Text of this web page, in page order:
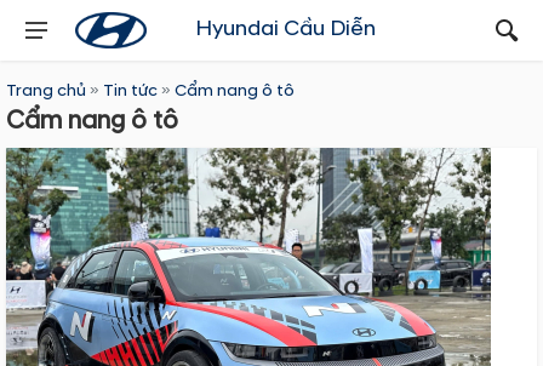
Hyundai Cầu Diễn
Trang chủ » Tin tức» Cẩm nang ô tô
Cẩm nang ô tô